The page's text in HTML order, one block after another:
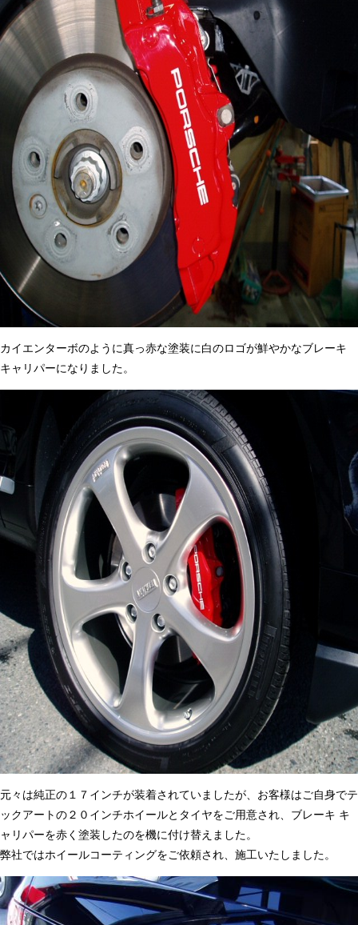
カイエンターボのように真っ赤な塗装に白のロゴが鮮やかなブレーキ
キャリパーになりました。
元々は純正の１７インチが装着されていましたが、お客様はご自身でテ
ックアートの２０インチホイールとタイヤをご用意され、ブレーキ キ
ャリパーを赤く塗装したのを機に付け替えました。
弊社ではホイールコーティングをご依頼され、施工いたしました。